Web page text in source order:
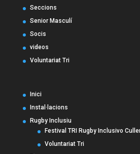
Seccions
Senior Masculí
Socis
videos
Voluntariat Tri
Inici
Instal·lacions
Rugby Inclusiu
Festival TRI Rugby Inclusivo
Voluntariat Tri